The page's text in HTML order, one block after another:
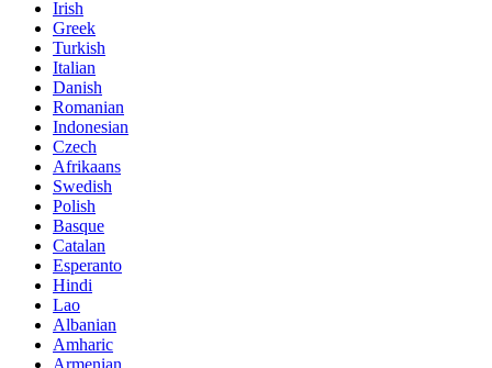
Irish
Greek
Turkish
Italian
Danish
Romanian
Indonesian
Czech
Afrikaans
Swedish
Polish
Basque
Catalan
Esperanto
Hindi
Lao
Albanian
Amharic